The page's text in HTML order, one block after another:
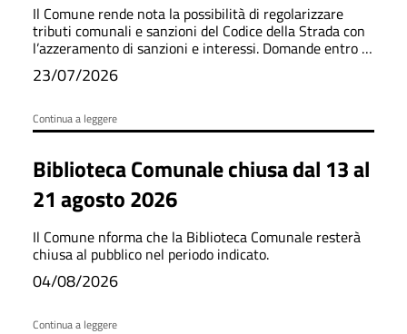
Il Comune rende nota la possibilità di regolarizzare
tributi comunali e sanzioni del Codice della Strada con
l’azzeramento di sanzioni e interessi. Domande entro il
31 ottobre 2026.
23/07/2026
Continua a leggere
Biblioteca Comunale chiusa dal 13 al
21 agosto 2026
Il Comune nforma che la Biblioteca Comunale resterà
chiusa al pubblico nel periodo indicato.
04/08/2026
Continua a leggere